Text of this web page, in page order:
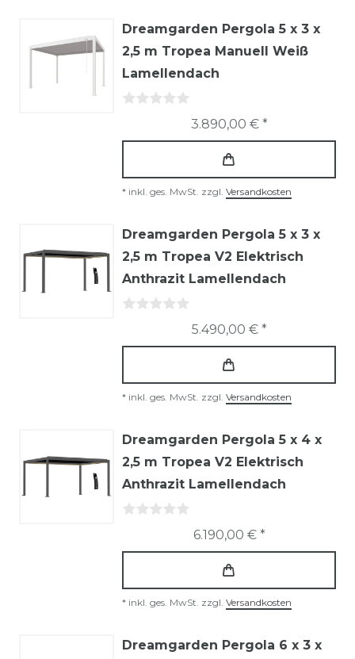
Dreamgarden Pergola 5 x 3 x
2,5 m Tropea Manuell Weiß
Lamellendach
3.890,00 € *
* inkl. ges. MwSt. zzgl. Versandkosten
Dreamgarden Pergola 5 x 3 x
2,5 m Tropea V2 Elektrisch
Anthrazit Lamellendach
5.490,00 € *
* inkl. ges. MwSt. zzgl. Versandkosten
Dreamgarden Pergola 5 x 4 x
2,5 m Tropea V2 Elektrisch
Anthrazit Lamellendach
6.190,00 € *
* inkl. ges. MwSt. zzgl. Versandkosten
Dreamgarden Pergola 6 x 3 x